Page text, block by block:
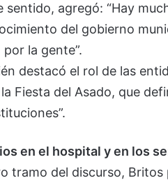
sentido, agregó: “Hay
del gobierno
por la gente”.
destacó el rol de las
Fiesta del Asado, que
en el hospital y en los
tramo del discurso, Britos